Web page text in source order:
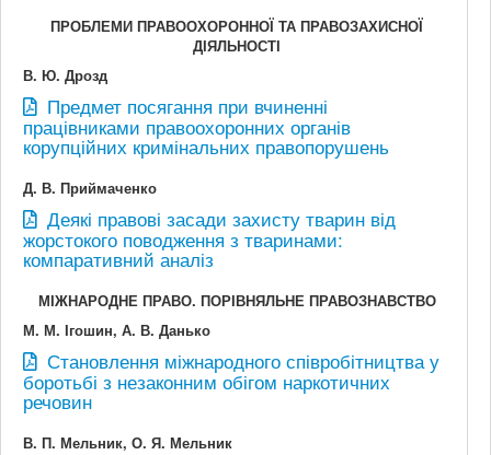
ПРОБЛЕМИ ПРАВООХОРОННОЇ ТА ПРАВОЗАХИСНОЇ
ДІЯЛЬНОСТІ
В. Ю. Дрозд
Предмет посягання при вчиненні
працівниками правоохоронних органів
корупційних кримінальних правопорушень
Д. В. Приймаченко
Деякі правові засади захисту тварин від
жорстокого поводження з тваринами:
компаративний аналіз
МІЖНАРОДНЕ ПРАВО. ПОРІВНЯЛЬНЕ ПРАВОЗНАВСТВО
М. М. Ігошин, А. В. Данько
Становлення міжнародного співробітництва у
боротьбі з незаконним обігом наркотичних
речовин
В. П. Мельник, О. Я. Мельник